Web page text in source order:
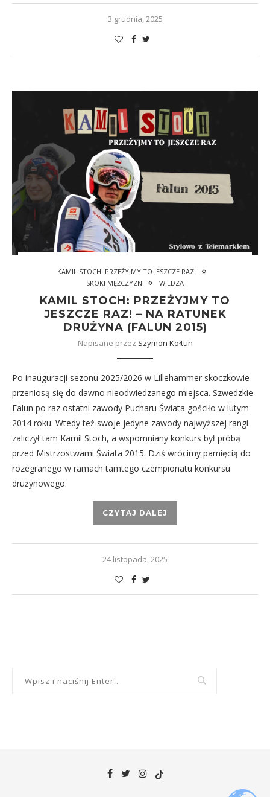
3 grudnia, 2025
KAMIL STOCH: PRZEŻYJMY TO JESZCZE RAZ!
SKOKI MĘŻCZYZN
WIEDZA
KAMIL STOCH: PRZEŻYJMY TO
JESZCZE RAZ! – NA RATUNEK
DRUŻYNA (FALUN 2015)
Napisane przez Szymon Kołtun
Po inauguracji sezonu 2025/2026 w Lillehammer skoczkowie
przeniosą się do dawno nieodwiedzanego miejsca. Szwedzkie
Falun po raz ostatni zawody Pucharu Świata gościło w lutym
2014 roku. Wtedy też swoje jedyne zawody najwyższej rangi
zaliczył tam Kamil Stoch, a wspomniany konkurs był próbą
przed Mistrzostwami Świata 2015. Dziś wrócimy pamięcią do
rozegranego w ramach tamtego czempionatu konkursu
drużynowego.
CZYTAJ DALEJ
24 listopada, 2025